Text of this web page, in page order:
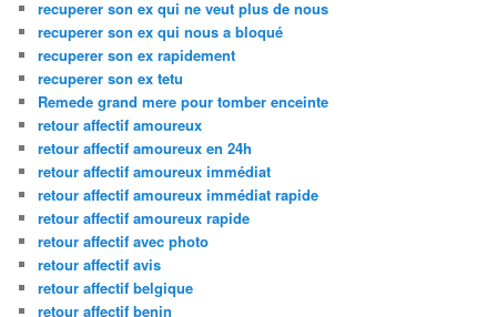
recuperer son ex qui ne veut plus de nous
recuperer son ex qui nous a bloqué
recuperer son ex rapidement
recuperer son ex tetu
Remede grand mere pour tomber enceinte
retour affectif amoureux
retour affectif amoureux en 24h
retour affectif amoureux immédiat
retour affectif amoureux immédiat rapide
retour affectif amoureux rapide
retour affectif avec photo
retour affectif avis
retour affectif belgique
retour affectif benin